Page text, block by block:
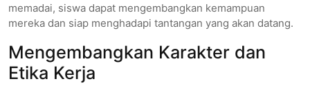
memadai, siswa dapat mengembangkan kemampuan
mereka dan siap menghadapi tantangan yang akan datang.
Mengembangkan Karakter dan
Etika Kerja